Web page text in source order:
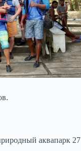
аквапарк 27